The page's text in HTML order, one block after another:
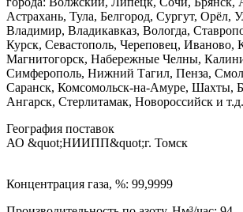
Астрахань, Тула, Белгород, Сургут, Орёл,
Владимир, Владикавказ, Вологда,
Курск, Севастополь, Череповец, Иваново,
Магнитогорск, Набережные Челны,
Симферополь, Нижний Тагил, Пенза,
Саранск, Комсомольск-на-Амуре, Шахты,
Ангарск, Стерлитамак, Новороссийск и т.д.
География поставок
АО &quot;НИИПП&quot;г. Томск
Концентрация газа, %: 99,9999